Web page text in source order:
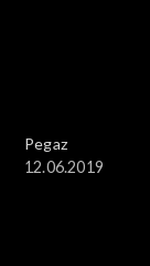
Pegaz
12.06.2019